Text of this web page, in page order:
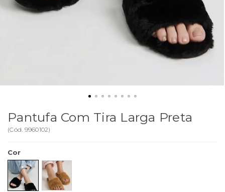
Pantufa Com Tira Larga Preta
(Cód. 9960102)
Cor